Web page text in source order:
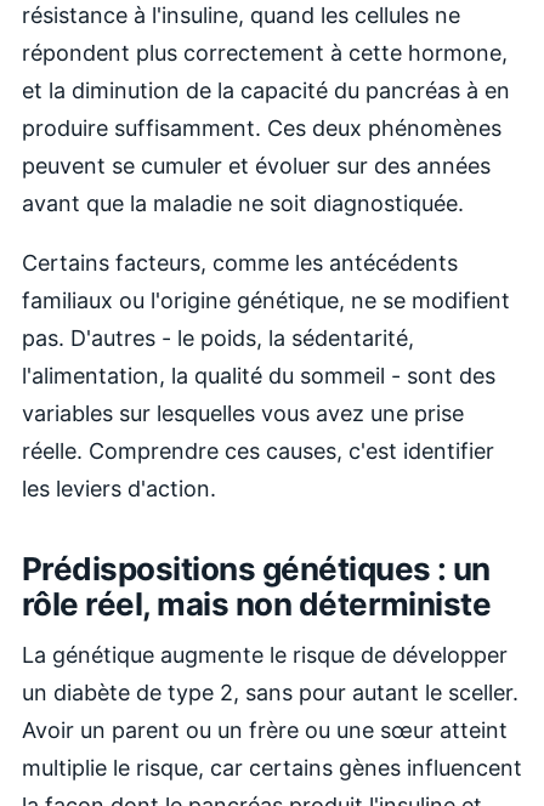
résistance à l'insuline, quand les cellules ne
répondent plus correctement à cette hormone,
et la diminution de la capacité du pancréas à en
produire suffisamment. Ces deux phénomènes
peuvent se cumuler et évoluer sur des années
avant que la maladie ne soit diagnostiquée.
Certains facteurs, comme les antécédents
familiaux ou l'origine génétique, ne se modifient
pas. D'autres - le poids, la sédentarité,
l'alimentation, la qualité du sommeil - sont des
variables sur lesquelles vous avez une prise
réelle. Comprendre ces causes, c'est identifier
les leviers d'action.
Prédispositions génétiques : un
rôle réel, mais non déterministe
La génétique augmente le risque de développer
un diabète de type 2, sans pour autant le sceller.
Avoir un parent ou un frère ou une sœur atteint
multiplie le risque, car certains gènes influencent